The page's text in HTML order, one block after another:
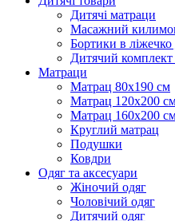
Дитячі матраци
Масажний
Бортики в
Дитячий комплект
Матраци
Матрац 80х190 см
Матрац 120х200
Матрац 160х200
Круглий матрац
Подушки
Ковдри
Одяг та аксесуари
Жіночий одяг
Чоловічий одяг
Дитячий одяг